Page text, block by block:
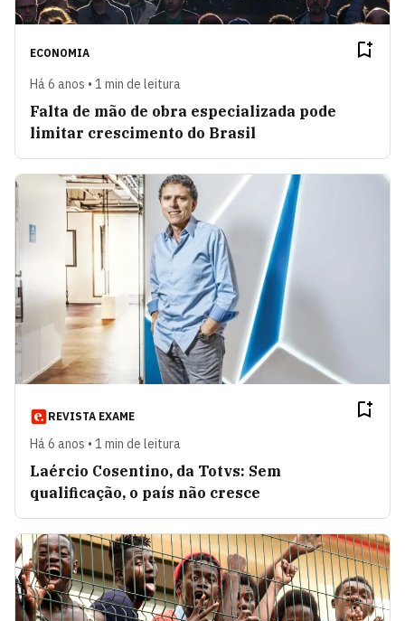
ECONOMIA
Há 6 anos • 1 min de leitura
Falta de mão de obra especializada pode
limitar crescimento do Brasil
REVISTA EXAME
Há 6 anos • 1 min de leitura
Laércio Cosentino, da Totvs: Sem
qualificação, o país não cresce